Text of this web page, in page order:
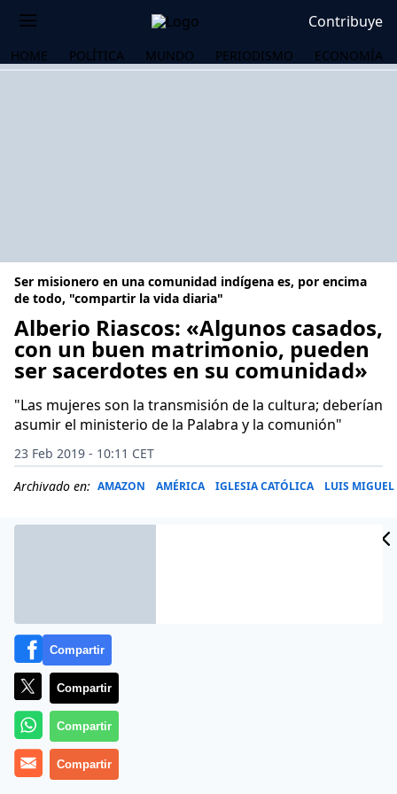
Contribuye
HOME POLÍTICA MUNDO PERIODISMO ECONOMÍA
Ser misionero en una comunidad indígena es, por encima
de todo, "compartir la vida diaria"
Alberio Riascos: «Algunos casados,
con un buen matrimonio, pueden
ser sacerdotes en su comunidad»
"Las mujeres son la transmisión de la cultura; deberían
asumir el ministerio de la Palabra y la comunión"
23 Feb 2019 - 10:11 CET
Archivado en: AMAZON AMÉRICA IGLESIA CATÓLICA LUIS MIGUEL
Más información
Compartir
Compartir
Compartir
Compartir